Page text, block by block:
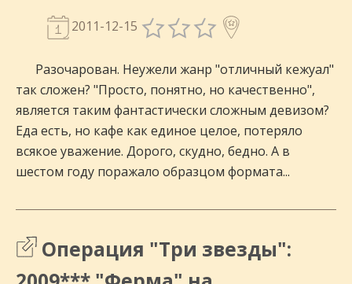
2011-12-15
Разочарован. Неужели жанр "отличный кежуал"
так сложен? "Просто, понятно, но качественно",
является таким фантастически сложным девизом?
Еда есть, но кафе как единое целое, потеряло
всякое уважение. Дорого, скудно, бедно. А в
шестом году поражало образцом формата...
Операция "Три звезды":